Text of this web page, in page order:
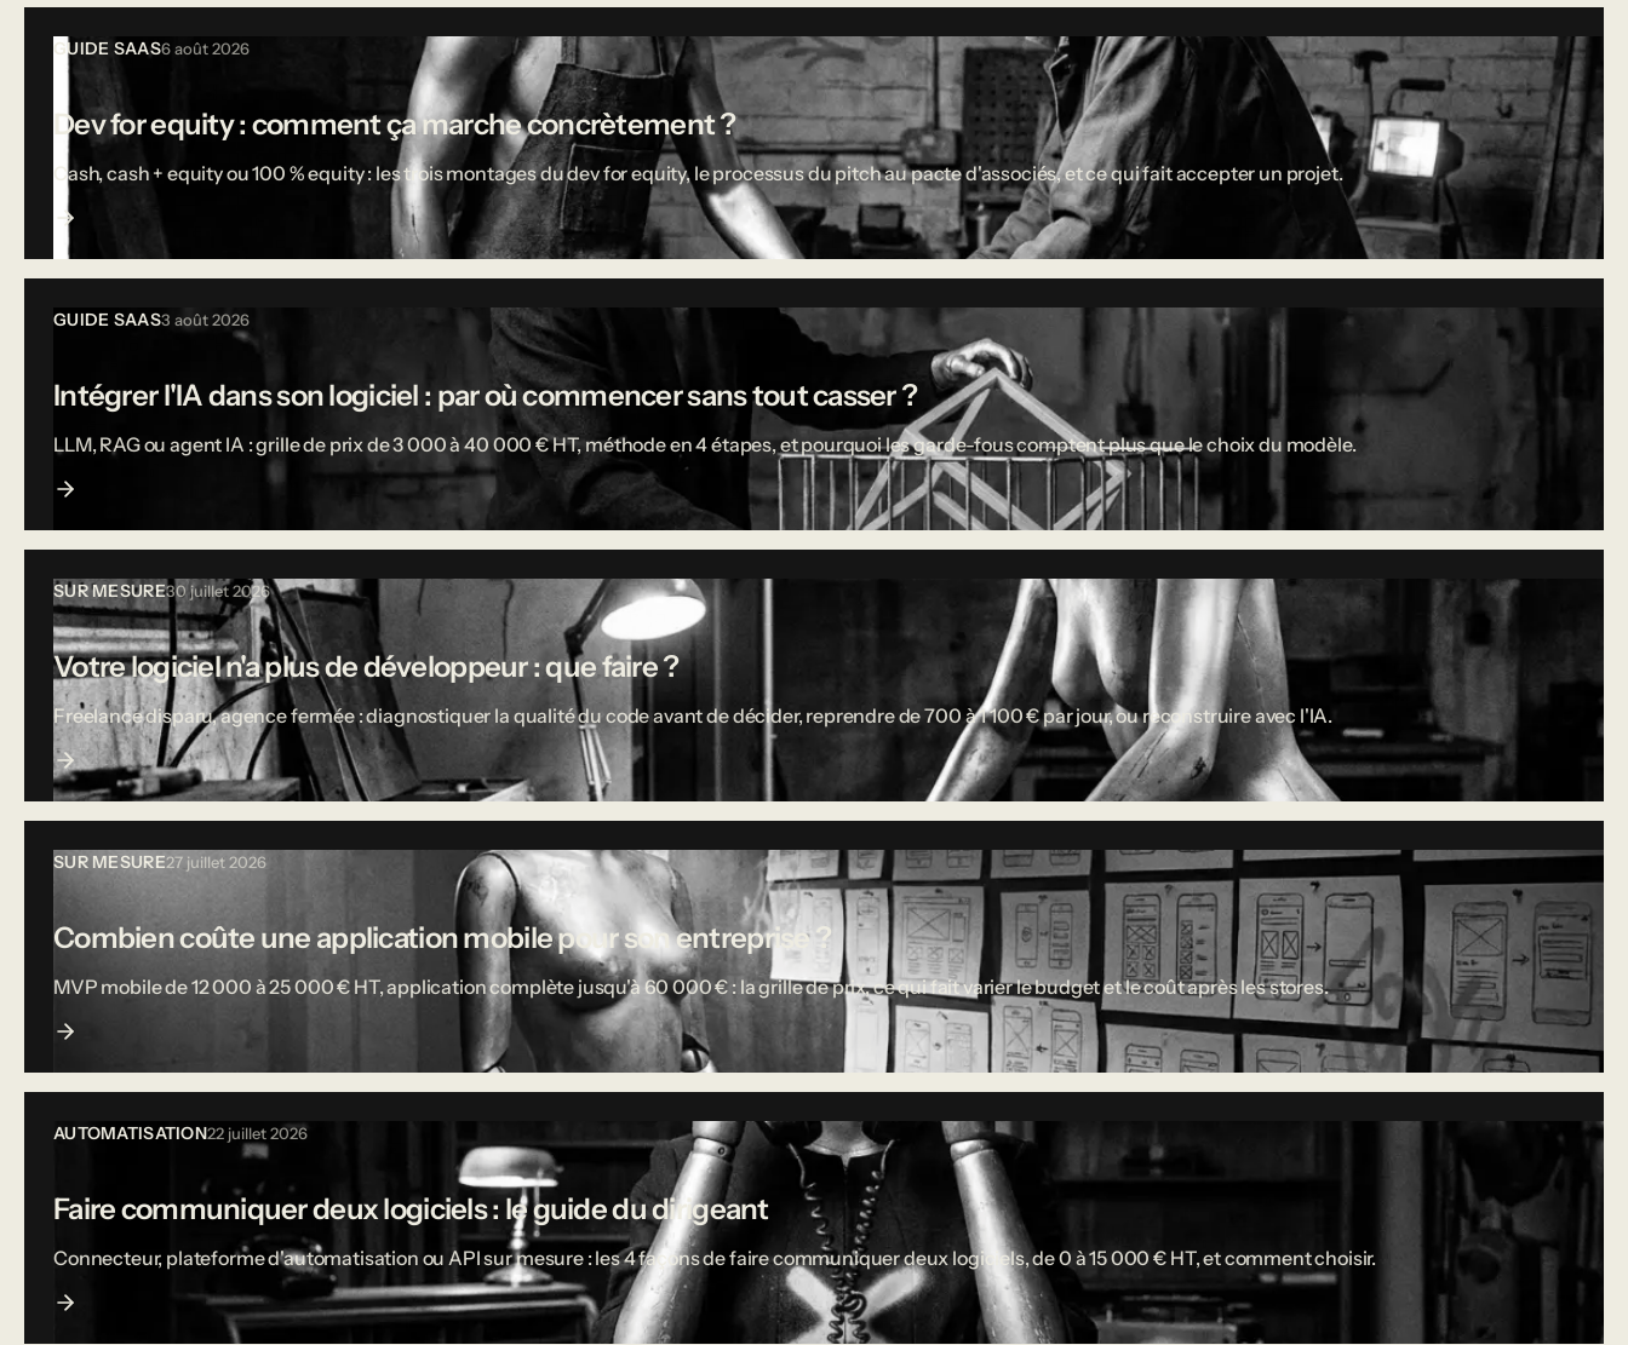
GUIDE SAAS6 août 2026
Dev for equity : comment ça marche concrètement ?
Cash, cash + equity ou 100 % equity : les trois montages du dev for equity, le processus du pitch au pacte d'associés, et ce qui fait accepter un projet.
GUIDE SAAS3 août 2026
Intégrer l'IA dans son logiciel : par où commencer sans tout casser ?
LLM, RAG ou agent IA : grille de prix de 3 000 à 40 000 € HT, méthode en 4 étapes, et pourquoi les garde-fous comptent plus que le choix du modèle.
SUR MESURE30 juillet 2026
Votre logiciel n'a plus de développeur : que faire ?
Freelance disparu, agence fermée : diagnostiquer la qualité du code avant de décider, reprendre de 700 à 1 100 € par jour, ou reconstruire avec l'IA.
SUR MESURE27 juillet 2026
Combien coûte une application mobile pour son entreprise ?
MVP mobile de 12 000 à 25 000 € HT, application complète jusqu'à 60 000 € : la grille de prix, ce qui fait varier le budget et le coût après les stores.
AUTOMATISATION22 juillet 2026
Faire communiquer deux logiciels : le guide du dirigeant
Connecteur, plateforme d'automatisation ou API sur mesure : les 4 façons de faire communiquer deux logiciels, de 0 à 15 000 € HT, et comment choisir.